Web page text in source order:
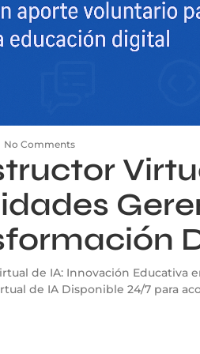
No Comments
de IA: Innovación Educativa
de IA Disponible 24/7 para